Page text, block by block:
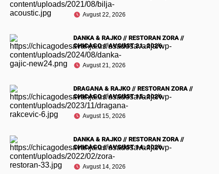
Avgust 22, 2026
DANKA & RAJKO // RESTORAN ZORA //
CHICAGO // AVGUST 21. 2026.
Avgust 21, 2026
DRAGANA & RAJKO // RESTORAN ZORA //
CHICAGO // AVGUST 15. 2026.
Avgust 15, 2026
DANKA & RAJKO // RESTORAN ZORA //
CHICAGO // AVGUST 14. 2026.
Avgust 14, 2026